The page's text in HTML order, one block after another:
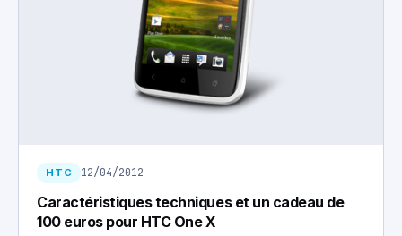
HTC 12/04/2012
Caractéristiques techniques et un cadeau de
100 euros pour HTC One X